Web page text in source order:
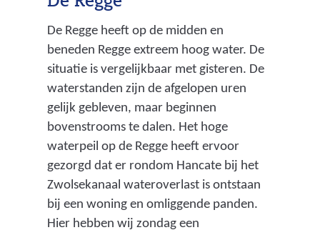
De Regge heeft op de midden en
beneden Regge extreem hoog water. De
situatie is vergelijkbaar met gisteren. De
waterstanden zijn de afgelopen uren
gelijk gebleven, maar beginnen
bovenstrooms te dalen. Het hoge
waterpeil op de Regge heeft ervoor
gezorgd dat er rondom Hancate bij het
Zwolsekanaal wateroverlast is ontstaan
bij een woning en omliggende panden.
Hier hebben wij zondag een